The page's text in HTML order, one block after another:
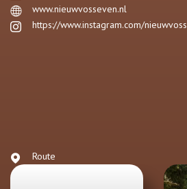
www.nieuwvosseven.nl
https://www.instagram.com/
Route